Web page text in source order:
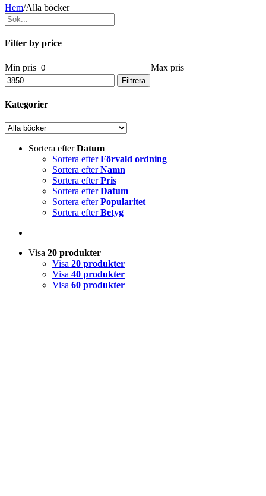
Hem/Alla böcker
Filter by price
Min pris Max pris
Filtrera
Kategorier
Sortera efterDatum
Sortera efterFörvald ordning
Sortera efterNamn
Sortera efterPris
Sortera efterDatum
Sortera efterPopularitet
Sortera efterBetyg
Visa 20 produkter
Visa 20 produkter
Visa 40 produkter
Visa 60 produkter